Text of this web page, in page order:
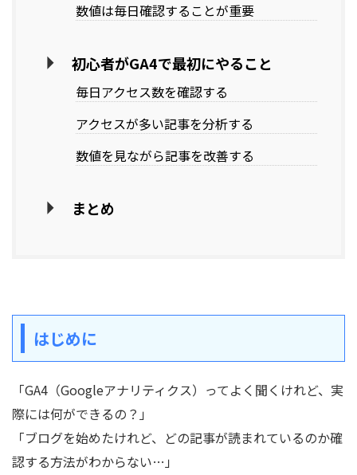
数値は毎日確認することが重要
初心者がGA4で最初にやること
毎日アクセス数を確認する
アクセスが多い記事を分析する
数値を見ながら記事を改善する
まとめ
はじめに
「GA4（Googleアナリティクス）ってよく聞くけれど、実
際には何ができるの？」
「ブログを始めたけれど、どの記事が読まれているのか確
認する方法がわからない…」